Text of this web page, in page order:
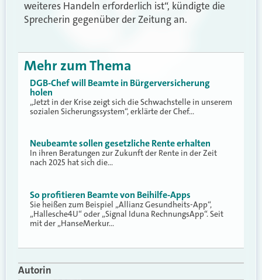
weiteres Handeln erforderlich ist“, kündigte die
Sprecherin gegenüber der Zeitung an.
Mehr zum Thema
DGB-Chef will Beamte in Bürgerversicherung
holen
„Jetzt in der Krise zeigt sich die Schwachstelle in unserem
sozialen Sicherungssystem“, erklärte der Chef…
Neubeamte sollen gesetzliche Rente erhalten
In ihren Beratungen zur Zukunft der Rente in der Zeit
nach 2025 hat sich die…
So profitieren Beamte von Beihilfe-Apps
Sie heißen zum Beispiel „Allianz Gesundheits-App“,
„Hallesche4U“ oder „Signal Iduna RechnungsApp“. Seit
mit der „HanseMerkur…
Autorin